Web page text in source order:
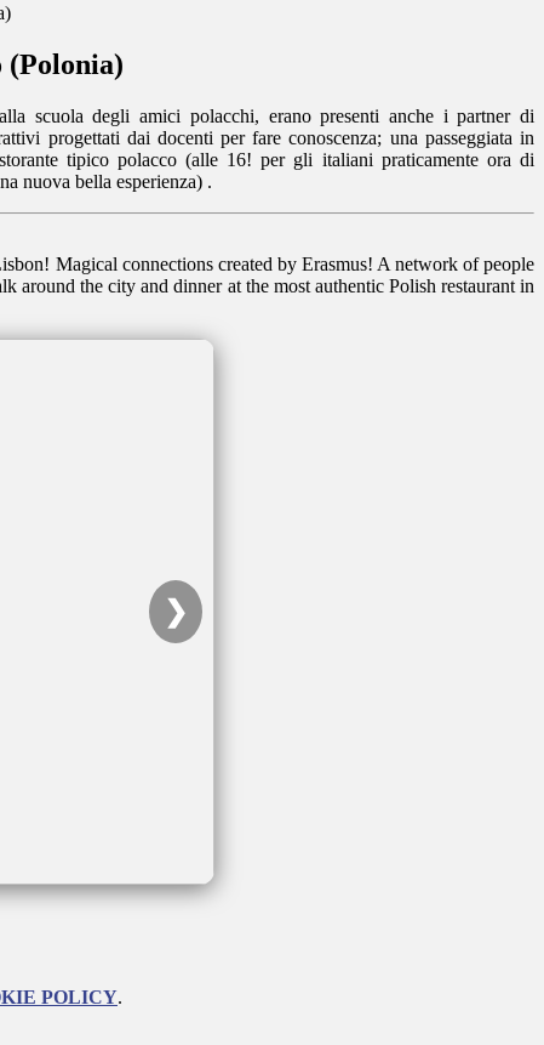
scuola degli amici polacchi, erano presenti anche i partner di
progettati dai docenti per fare conoscenza; una passeggiata in
tipico polacco (alle 16! per gli italiani praticamente ora di
nuova bella esperienza) .
Magical connections created by Erasmus! A network of people
around the city and dinner at the most authentic Polish restaurant in
❯
POLICY.